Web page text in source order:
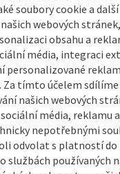
PinterestLinkedIn
soubory cookie a
webových
obsahu a
média, integraci
personalizované
tímto účelem
našich webových
média, reklamu a
nepotřebnými
odvolat s platností do
službách používaných